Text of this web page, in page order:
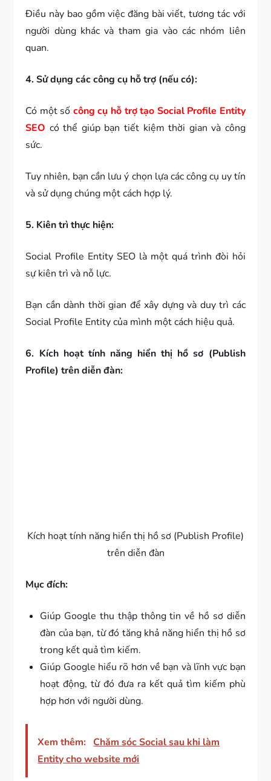
Điều này bao gồm việc đăng bài viết, tương tác với
người dùng khác và tham gia vào các nhóm liên
quan.
4. Sử dụng các công cụ hỗ trợ (nếu có):
Có một số công cụ hỗ trợ tạo Social Profile Entity
SEO có thể giúp bạn tiết kiệm thời gian và công
sức.
Tuy nhiên, bạn cần lưu ý chọn lựa các công cụ uy tín
và sử dụng chúng một cách hợp lý.
5. Kiên trì thực hiện:
Social Profile Entity SEO là một quá trình đòi hỏi
sự kiên trì và nỗ lực.
Bạn cần dành thời gian để xây dựng và duy trì các
Social Profile Entity của mình một cách hiệu quả.
6. Kích hoạt tính năng hiển thị hồ sơ (Publish
Profile) trên diễn đàn:
Kích hoạt tính năng hiển thị hồ sơ (Publish Profile)
trên diễn đàn
Mục đích:
Giúp Google thu thập thông tin về hồ sơ diễn
đàn của bạn, từ đó tăng khả năng hiển thị hồ sơ
trong kết quả tìm kiếm.
Giúp Google hiểu rõ hơn về bạn và lĩnh vực bạn
hoạt động, từ đó đưa ra kết quả tìm kiếm phù
hợp hơn với người dùng.
Xem thêm: Chăm sóc Social sau khi làm
Entity cho website mới